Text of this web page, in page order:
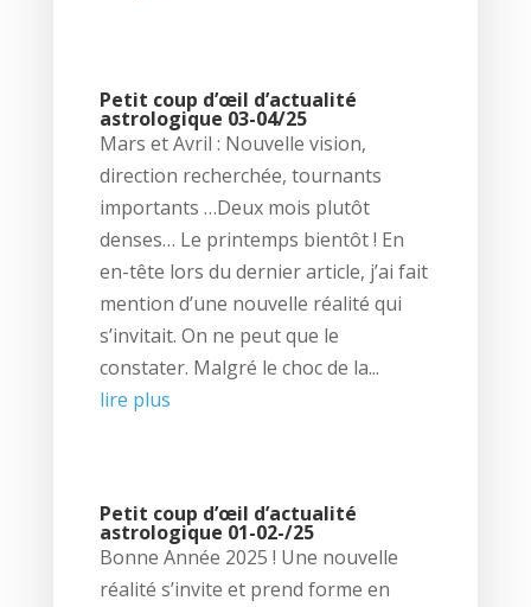
Petit coup d’œil d’actualité
astrologique 03-04/25
Mars et Avril : Nouvelle vision,
direction recherchée, tournants
importants …Deux mois plutôt
denses… Le printemps bientôt ! En
en-tête lors du dernier article, j’ai fait
mention d’une nouvelle réalité qui
s’invitait. On ne peut que le
constater. Malgré le choc de la...
lire plus
Petit coup d’œil d’actualité
astrologique 01-02-/25
Bonne Année 2025 ! Une nouvelle
réalité s’invite et prend forme en